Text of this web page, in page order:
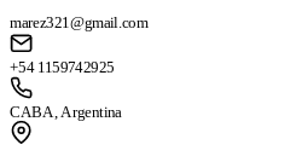
marez321@gmail.com
+54 1159742925
CABA, Argentina